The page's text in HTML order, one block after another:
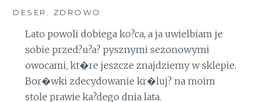
DESER ZDROWO
Lato powoli dobiega ko?ca, a ja uwielbiam je
sobie przed?u?a? pysznymi sezonowymi
owocami, kt�re jeszcze znajdziemy w sklepie.
Bor�wki zdecydowanie kr�luj? na moim
stole prawie ka?dego dnia lata.